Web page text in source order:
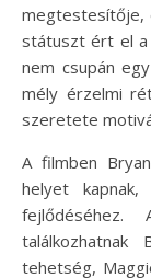
megtestesítője,
státuszt ért el a
nem csupán
mély érzelmi
szeretete
A filmben
helyet
tehetség,